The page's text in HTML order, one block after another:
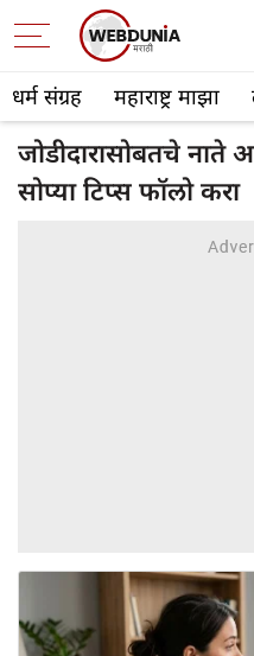
धर्म संग्रह महाराष्ट्र माझा
जोडीदारासोबतचे नाते
सोप्या टिप्स फॉलो करा